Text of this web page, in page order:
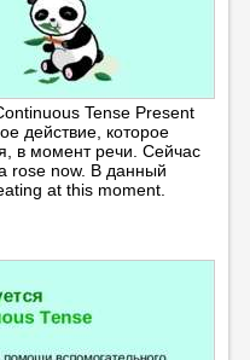
Tense Present
действие, которое
в момент речи. Сейчас
rose now. В данный
at this moment.